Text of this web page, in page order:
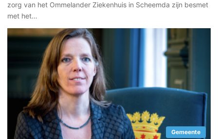
zorg van het Ommelander Ziekenhuis in Scheemda zijn besmet
met het…
Gemeente